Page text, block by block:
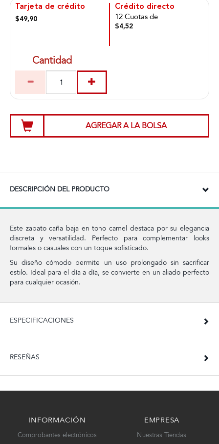
Tarjeta de crédito
$49,90
Crédito directo
12 Cuotas de
$4,52
Cantidad
AGREGAR A LA BOLSA
DESCRIPCIÓN DEL PRODUCTO
Este zapato caña baja en tono camel destaca por su elegancia
discreta y versatilidad. Perfecto para complementar looks
formales o casuales con un toque sofisticado.
Su diseño cómodo permite un uso prolongado sin sacrificar
estilo. Ideal para el día a día, se convierte en un aliado perfecto
para cualquier ocasión.
ESPECIFICACIONES
RESEÑAS
INFORMACIÓN
Comprobantes electrónicos
EMPRESA
Nuestras Tiendas